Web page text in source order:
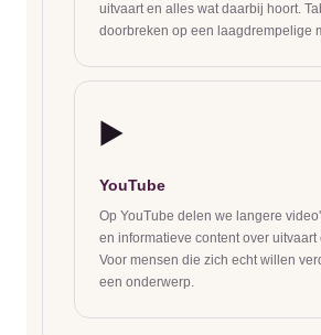
uitvaart en alles wat daarbij hoort.
doorbreken op een laagdrempelige
▶️
YouTube
Op YouTube delen we langere
en informatieve content over uitvaart
Voor mensen die zich echt willen
een onderwerp.